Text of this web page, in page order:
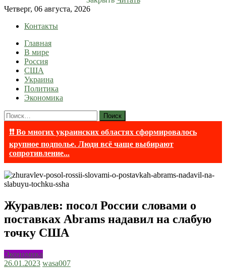
Skip
content
Четверг, 06 августа, 2026
Контакты
lentaruss
lentaruss — Новости
Главная
В мире
Россия
США
Украина
Политика
Экономика
Найти:
❗❗ Во многих украинских областях сформировалось
крупное подполье. Люди всё чаще выбирают
сопротивление...
Журавлев: посол России словами о
поставках Abrams надавил на слабую
точку США
Экономика
26.01.2023 wasa007